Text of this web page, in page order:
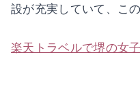
設が充実していて、こ
楽天トラベルで堺の女